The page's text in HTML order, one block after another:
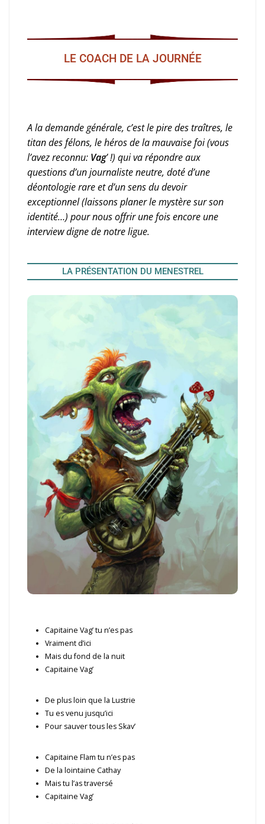
LE COACH DE LA JOURNÉE
A la demande générale, c’est le pire des traîtres, le
titan des félons, le héros de la mauvaise foi (vous
l’avez reconnu: Vag’ !) qui va répondre aux
questions d’un journaliste neutre, doté d’une
déontologie rare et d’un sens du devoir
exceptionnel (laissons planer le mystère sur son
identité…) pour nous offrir une fois encore une
interview digne de notre ligue.
LA PRÉSENTATION DU MENESTREL
Capitaine Vag’ tu n’es pas
Vraiment d’ici
Mais du fond de la nuit
Capitaine Vag’
De plus loin que la Lustrie
Tu es venu jusqu’ici
Pour sauver tous les Skav’
Capitaine Flam tu n’es pas
De la lointaine Cathay
Mais tu l’as traversé
Capitaine Vag’